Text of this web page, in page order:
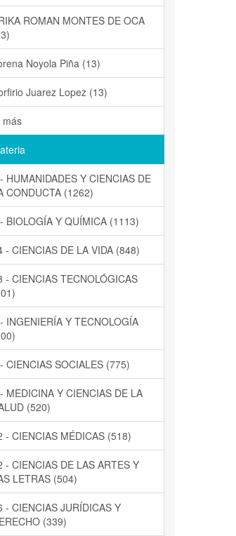
ROMAN MONTES DE OCA
Noyola Piña (13)
Juarez Lopez (13)
más
HUMANIDADES Y CIENCIAS DE
CONDUCTA (1262)
BIOLOGÍA Y QUÍMICA (1113)
- CIENCIAS DE LA VIDA (848)
- CIENCIAS TECNOLÓGICAS
INGENIERÍA Y TECNOLOGÍA
CIENCIAS SOCIALES (775)
MEDICINA Y CIENCIAS DE LA
(520)
- CIENCIAS MÉDICAS (518)
- CIENCIAS DE LAS ARTES Y
LETRAS (504)
- CIENCIAS JURÍDICAS Y
(339)